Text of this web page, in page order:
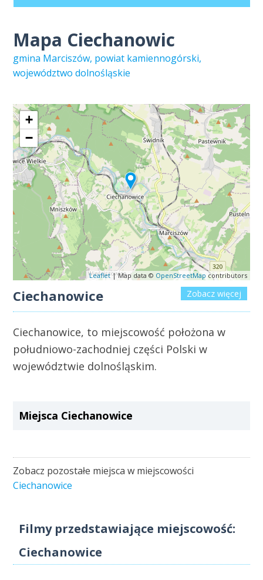
Mapa Ciechanowic
gmina Marciszów, powiat kamiennogórski,
województwo dolnośląskie
+
−
Leaflet| Map data © OpenStreetMap contributors
Zobacz więcej
Ciechanowice
Ciechanowice, to miejscowość położona w
południowo-zachodniej części Polski w
województwie dolnośląskim.
Miejsca Ciechanowice
Zobacz pozostałe miejsca w miejscowości
Ciechanowice
Filmy przedstawiające miejscowość:
Ciechanowice